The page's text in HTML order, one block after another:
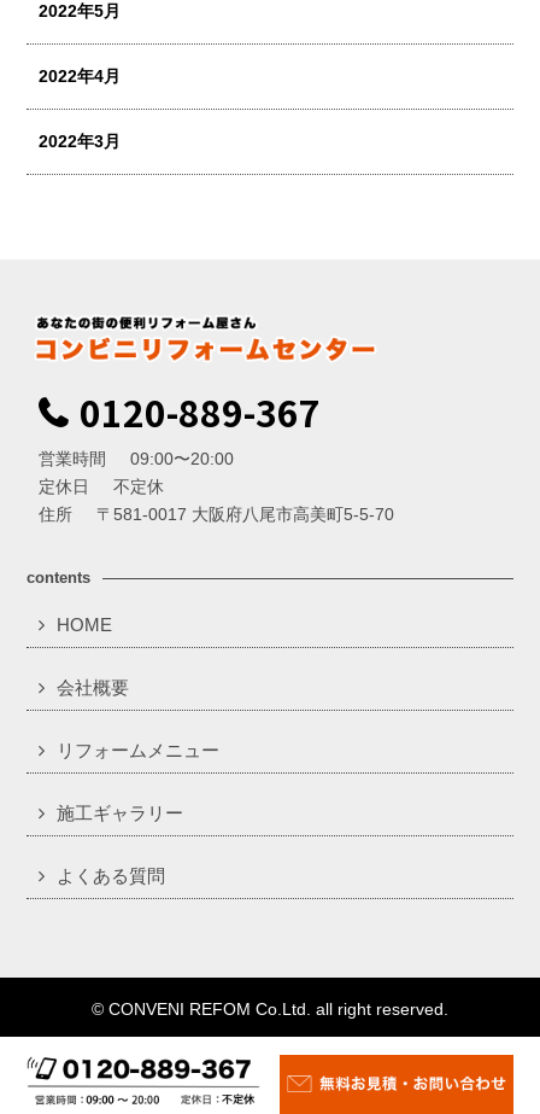
2022年5月
2022年4月
2022年3月
0120-889-367
営業時間
09:00〜20:00
定休日
不定休
住所
〒581-0017 大阪府八尾市高美町5-5-70
contents
HOME
会社概要
リフォームメニュー
施工ギャラリー
よくある質問
© CONVENI REFOM Co.Ltd. all right reserved.